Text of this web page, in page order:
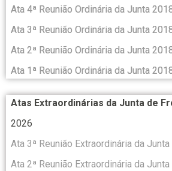
Ata 4ª Reunião Ordinária da Junta
Ata 3ª Reunião Ordinária da Junta
Ata 2ª Reunião Ordinária da Junta
Ata 1ª Reunião Ordinária da Junta
Atas Extraordinárias da Junta de
2026
Ata 3ª Reunião Extraordinária da Junta
Ata 2ª Reunião Extraordinária da Junta